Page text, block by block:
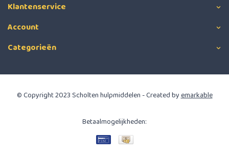
Klantenservice
Account
Categorieën
© Copyright 2023 Scholten hulpmiddelen - Created byemarkable
Betaalmogelijkheden: